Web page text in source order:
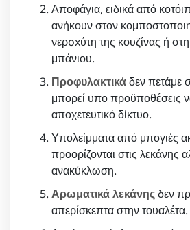
Αποφάγια, ειδικά από
ανήκουν στον
νερoxύτη της κουζίνας ή
μπάνιου.
Προφυλακτικάδεν πετάμε
μπορεί υπο προϋποθέσεις
αποχετευτικό δίκτυο.
Υπολείμματα από μπογιές
προορίζονται στις λεκάνης
ανακύκλωση.
Αρωματικά λεκάνηςδεν
απερίσκεπτα στην τουαλέτα.